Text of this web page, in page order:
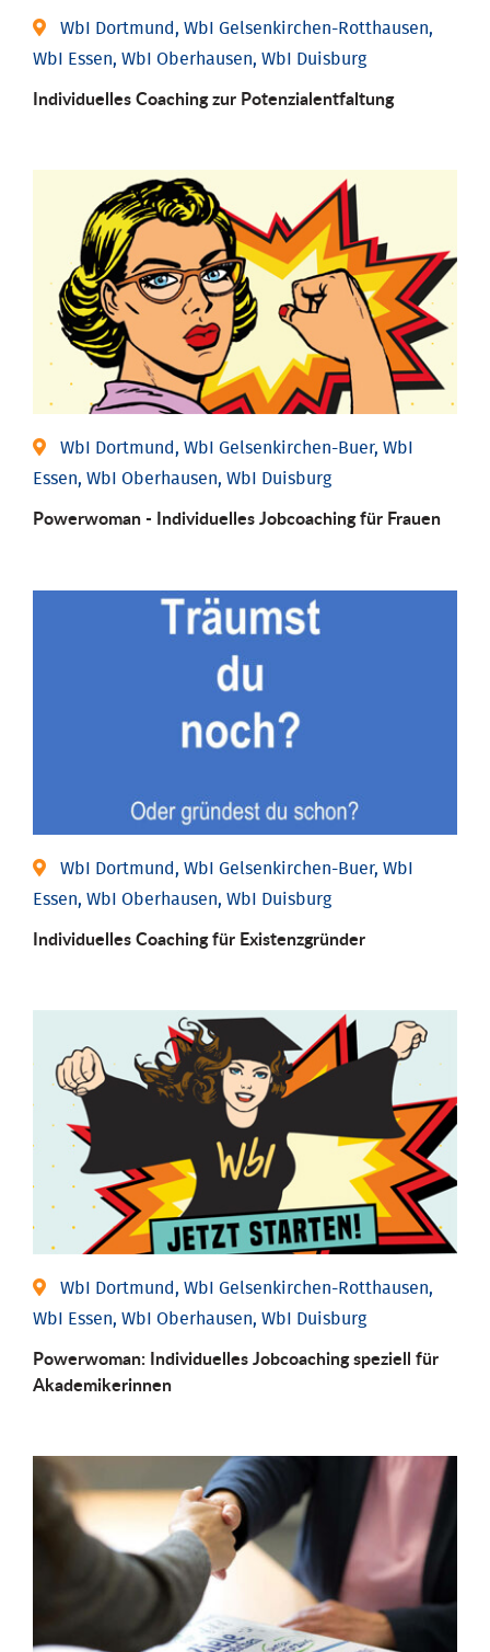
WbI Dortmund, WbI Gelsenkirchen-Rotthausen,
WbI Essen, WbI Oberhausen, WbI Duisburg
Individuelles Coaching zur Potenzialentfaltung
WbI Dortmund, WbI Gelsenkirchen-Buer, WbI
Essen, WbI Oberhausen, WbI Duisburg
Powerwoman - Individu­elles Job­coaching für Frauen
WbI Dortmund, WbI Gelsenkirchen-Buer, WbI
Essen, WbI Oberhausen, WbI Duisburg
Individu­elles Coaching für Existenz­gründer
WbI Dortmund, WbI Gelsenkirchen-Rotthausen,
WbI Essen, WbI Oberhausen, WbI Duisburg
Powerwoman: Individu­elles Job­coaching speziell für
Aka­demiker­innen